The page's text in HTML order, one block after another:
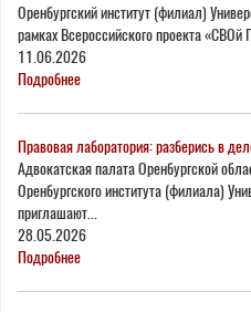
Оренбургский институт (филиал)
рамках Всероссийского проекта «СВОй
11.06.2026
Подробнее
Правовая лаборатория: разберись в
Адвокатская палата Оренбургской
Оренбургского института (филиала)
приглашают...
28.05.2026
Подробнее